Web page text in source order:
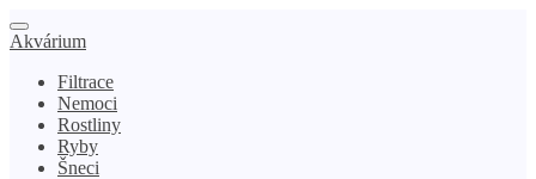
Akvárium
Filtrace
Nemoci
Rostliny
Ryby
Šneci